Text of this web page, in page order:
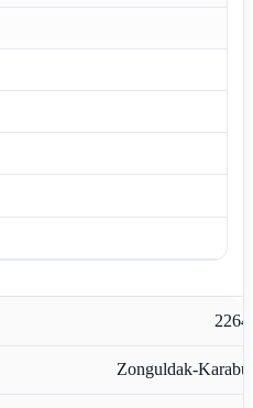
Zonguldak-